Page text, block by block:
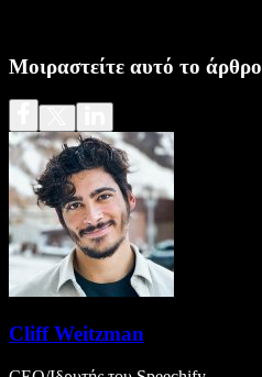
Μοιραστείτε αυτό το άρθρο
Cliff Weitzman